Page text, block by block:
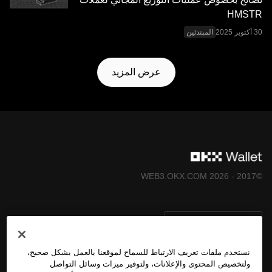
HMSTR
المبتدئين
عرض المزيد
©2017 - 2026 WEB3.OKX.COM
نستخدم ملفات تعريف الارتباط للسماح لموقعنا بالعمل بشكل صحيح،
ولتخصيص المحتوى والإعلانات، ولتوفير ميزات وسائل التواصل